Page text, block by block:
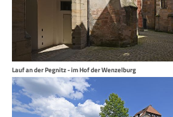
Lauf an der Pegnitz - im Hof der Wenzelburg